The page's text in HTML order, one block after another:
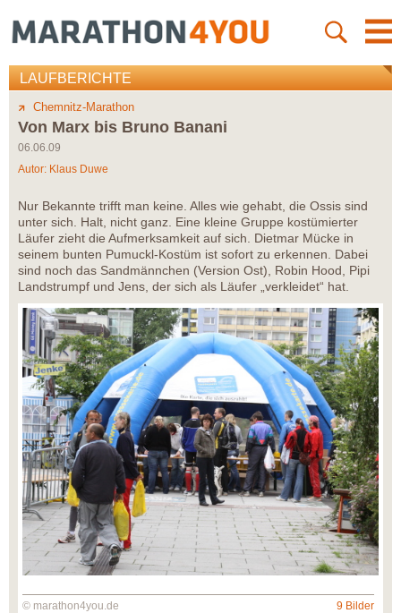
LAUFBERICHTE
Chemnitz-Marathon
Von Marx bis Bruno Banani
06.06.09
Autor: Klaus Duwe
Nur Bekannte trifft man keine. Alles wie gehabt, die Ossis sind
unter sich. Halt, nicht ganz. Eine kleine Gruppe kostümierter
Läufer zieht die Aufmerksamkeit auf sich. Dietmar Mücke in
seinem bunten Pumuckl-Kostüm ist sofort zu erkennen. Dabei
sind noch das Sandmännchen (Version Ost), Robin Hood, Pipi
Landstrumpf und Jens, der sich als Läufer „verkleidet“ hat.
© marathon4you.de 9 Bilder